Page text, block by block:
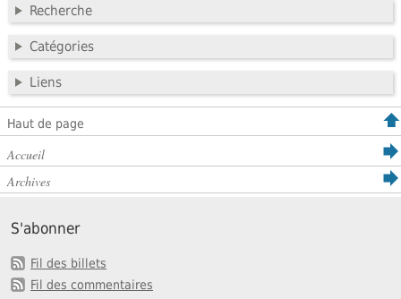
Recherche
Catégories
Liens
Haut de page
Accueil
Archives
S'abonner
Fil des billets
Fil des commentaires